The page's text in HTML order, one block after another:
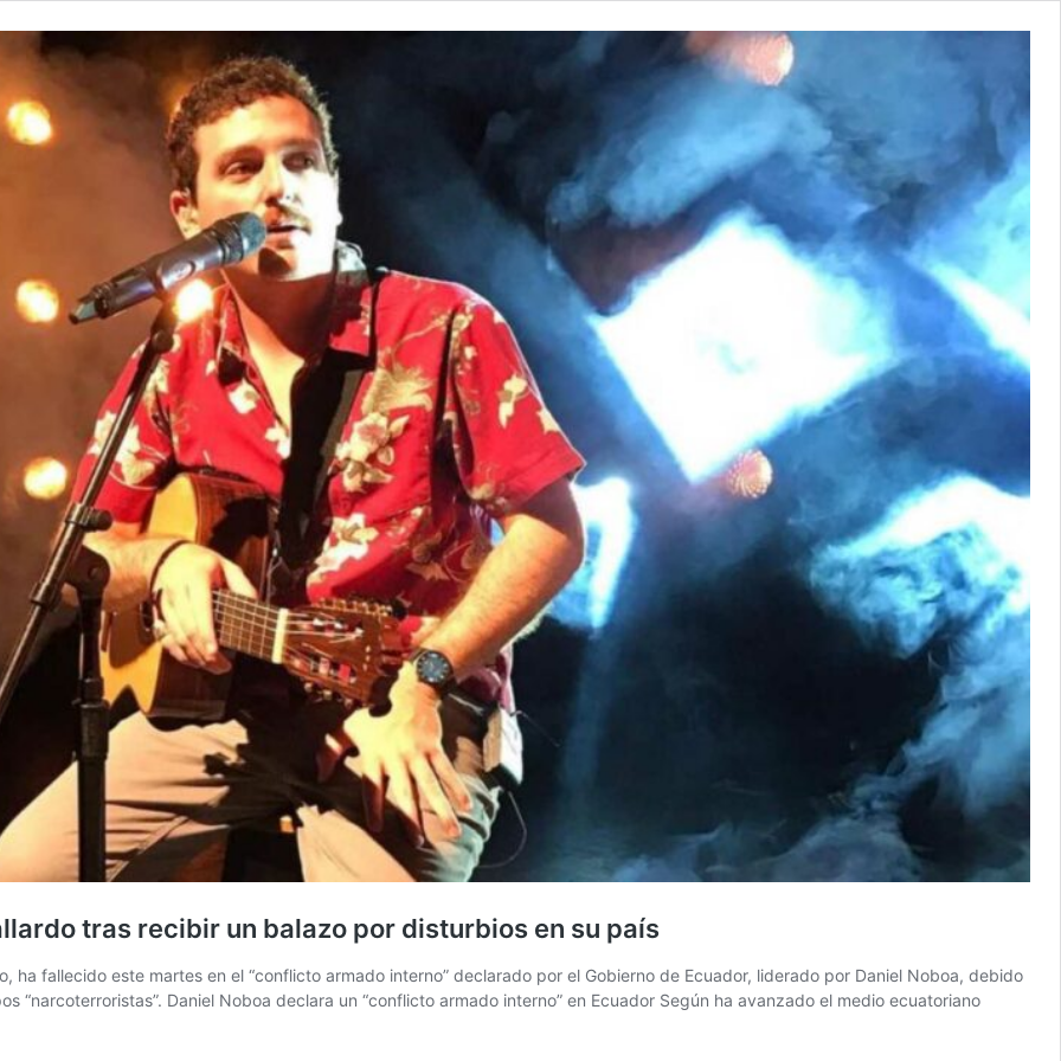
tras recibir un balazo por disturbios en su país
ha fallecido este martes en el “conflicto armado interno” declarado por el Gobierno de Ecuador, liderado por Daniel Noboa, debido
Daniel Noboa declara un “conflicto armado interno” en Ecuador Según ha avanzado el medio ecuatoriano